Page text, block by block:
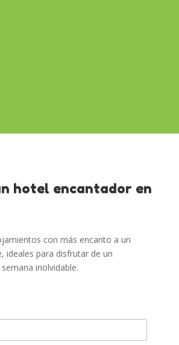
hotel encantador en
con más encanto a un
ideales para disfrutar de un
inolvidable.